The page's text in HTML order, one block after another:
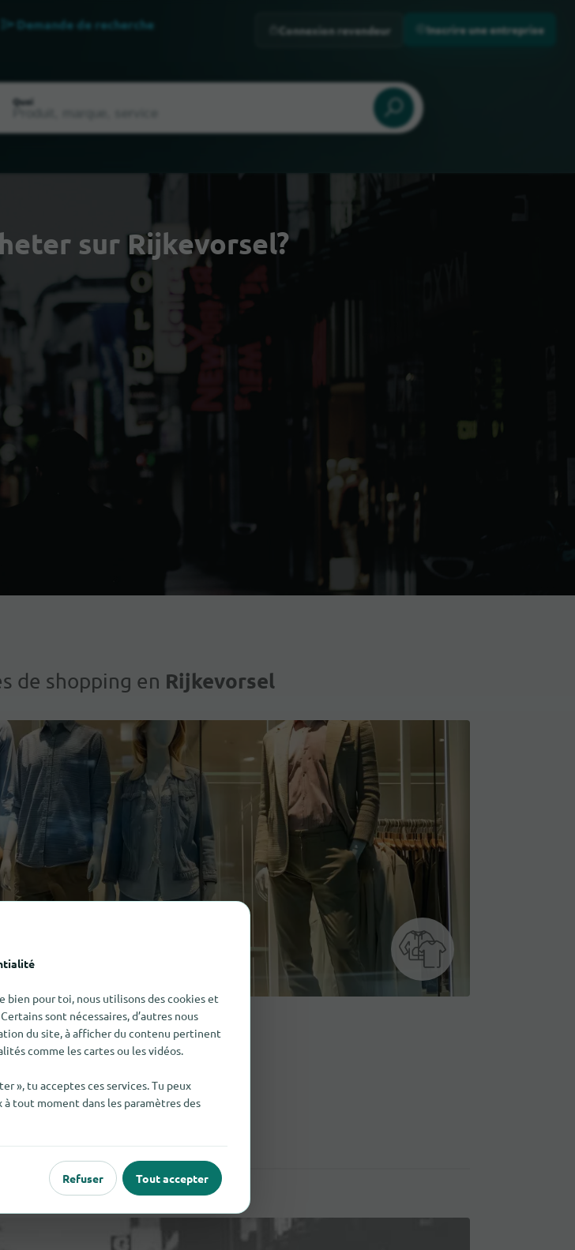
Demande de recherche
Quoi
Connexion revendeur Inscrire une entreprise
sur Rijkevorsel?
de shopping en Rijkevorsel
bien pour toi, nous utilisons des cookies et
sont nécessaires, d’autres nous
du site, à afficher du contenu pertinent
comme les cartes ou les vidéos.
», tu acceptes ces services. Tu peux
tout moment dans les paramètres des
Refuser Tout accepter